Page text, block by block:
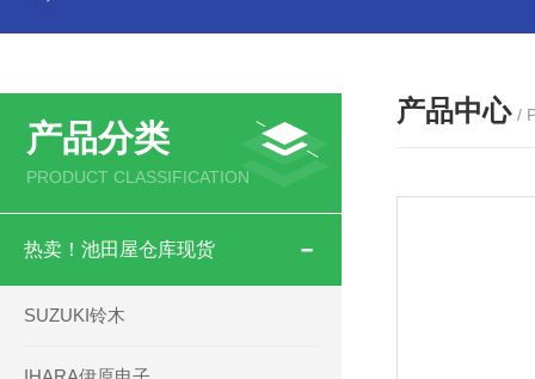
产品分类
PRODUCT CLASSIFICATION
热卖！池田屋仓库现货
SUZUKI铃木
产品中心 /